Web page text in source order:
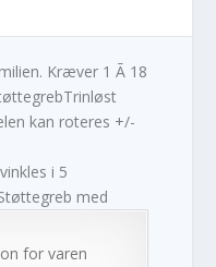
Kræver 1 Ã 18
kan roteres +/-
i 5
med
for varen